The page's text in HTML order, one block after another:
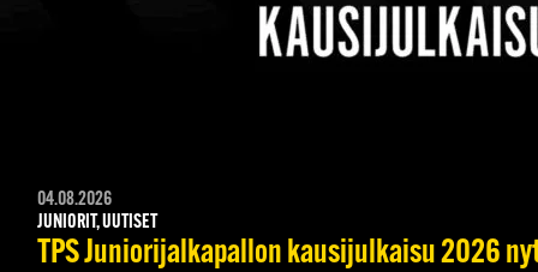
04.08.2026
JUNIORIT, UUTISET
TPS Juniorijalkapallon kausijulkaisu 2026